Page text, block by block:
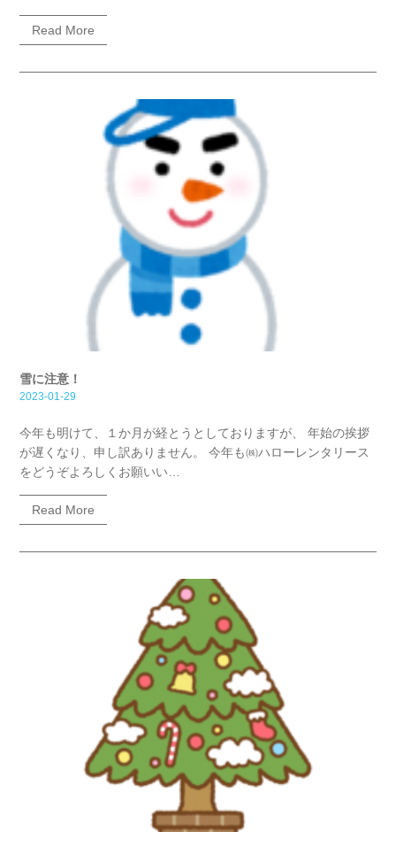
Read More
雪に注意！
2023-01-29
今年も明けて、１か月が経とうとしておりますが、 年始の挨拶
が遅くなり、申し訳ありません。 今年も㈱ハローレンタリース
をどうぞよろしくお願いい…
Read More